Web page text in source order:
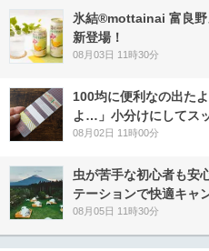
氷結®mottainai 富良野
新登場！
08月03日 11時30分
100均に便利なの出た
よ…」小分けにしてス
08月02日 11時00分
虫が苦手な初心者も安
テーションで快適キャ
08月05日 11時30分